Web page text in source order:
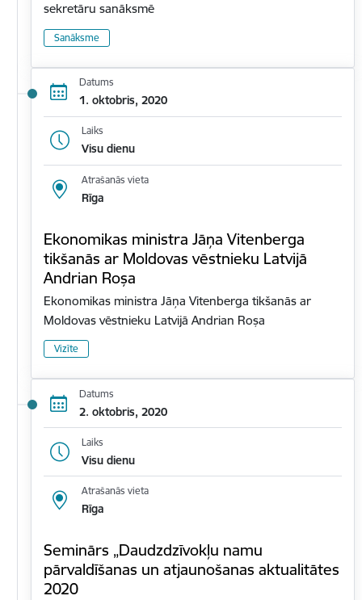
sekretāru sanāksmē
Sanāksme
Datums
1. oktobris, 2020
Laiks
Visu dienu
Atrašanās vieta
Rīga
Ekonomikas ministra Jāņa Vitenberga
tikšanās ar Moldovas vēstnieku Latvijā
Andrian Roșa
Ekonomikas ministra Jāņa Vitenberga tikšanās ar
Moldovas vēstnieku Latvijā Andrian Roșa
Vizīte
Datums
2. oktobris, 2020
Laiks
Visu dienu
Atrašanās vieta
Rīga
Seminārs „Daudzdzīvokļu namu
pārvaldīšanas un atjaunošanas aktualitātes
2020